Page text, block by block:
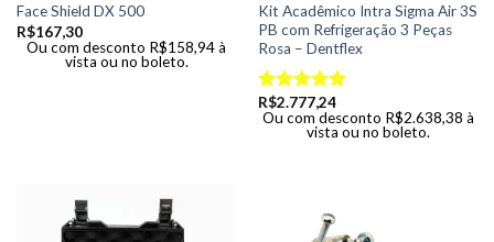
Face Shield DX 500
R$167,30
Ou com desconto R$158,94à
vista ou no boleto.
Kit Acadêmico Intra Sigma Air 3S
PB com Refrigeração 3 Peças
Rosa – Dentflex
Avaliação
5.00de 5
R$2.777,24
Ou com desconto R$2.638,38 à
vista ou no boleto.